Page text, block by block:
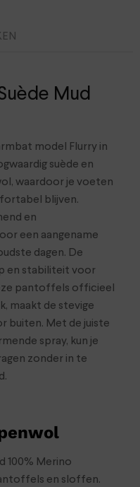
Mud
model Flurry in
suède en
waardoor je voeten
blijven.
en
een aangename
dagen. De
en stabiliteit voor
pantoffels officieel
maakt de stevige
buiten. Met de juiste
spray, kun je
zonder in te
100% Merino
en sloffen.